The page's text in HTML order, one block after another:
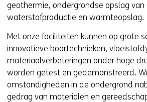
z
g
e
n
geothermie, ondergrondse opslag van
waterstofproductie en warmteopslag.
Met onze faciliteiten kunnen op grote
innovatieve boortechnieken,
materiaalverbeteringen onder hoge
worden getest en gedemonstreerd.
omstandigheden in de ondergrond
gedrag van materialen en